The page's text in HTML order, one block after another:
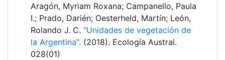
Aragón, Myriam Roxana; Campanello, Paula
I.; Prado, Darién; Oesterheld, Martín; León,
Rolando J. C. "Unidades de vegetación de
la Argentina". (2018). Ecología Austral.
028(01)